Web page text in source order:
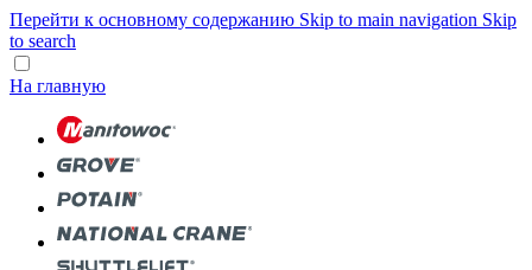
Перейти к основному содержанию Skip to main navigation Skip
to search
На главную